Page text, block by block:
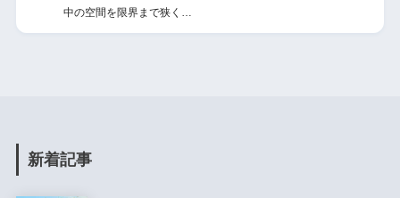
中の空間を限界まで狭く…
新着記事